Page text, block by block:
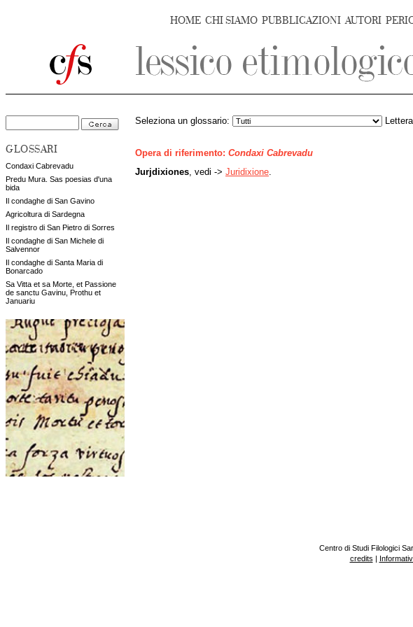
HOME CHI SIAMO PUBBLICAZIONI AUTORI
GLOSSARI
Condaxi Cabrevadu
Predu Mura. Sas poesias d'una
bida
Il condaghe di San Gavino
Agricoltura di Sardegna
Il registro di San Pietro di Sorres
Il condaghe di San Michele di
Salvennor
Il condaghe di Santa Maria di
Bonarcado
Sa Vitta et sa Morte, et Passione
de sanctu Gavinu, Prothu et
Januariu
Seleziona un glossario:
Opera di riferimento: Condaxi Cabrevadu
Jurjdixiones , vedi -> Juridixione
Centro di Studi Filologici
credits |